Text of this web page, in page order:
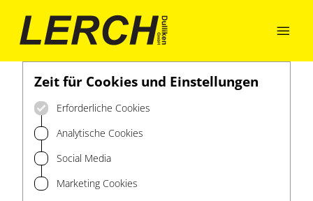

Zeit für Cookies und Einstellungen
Erforderliche Cookies
Analytische Cookies
Social Media
Marketing Cookies